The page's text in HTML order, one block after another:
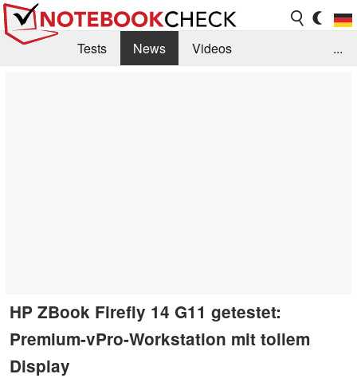
Tests News
Videos
...
HP ZBook Firefly 14 G11 getestet:
Premium-vPro-Workstation mit tollem
Display